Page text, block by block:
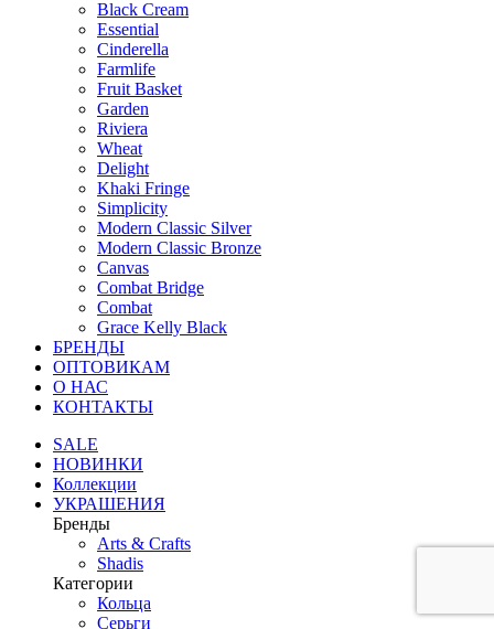
Black Cream
Essential
Cinderella
Farmlife
Fruit Basket
Garden
Riviera
Wheat
Delight
Khaki Fringe
Simplicity
Modern Classic Silver
Modern Classic Bronze
Canvas
Combat Bridge
Combat
Grace Kelly Black
БРЕНДЫ
ОПТОВИКАМ
О НАС
КОНТАКТЫ
SALE
НОВИНКИ
Коллекции
УКРАШЕНИЯ
Бренды
Аrts & Сrafts
Shadis
Категории
Кольца
Серьги